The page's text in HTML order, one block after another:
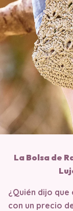
La Bolsa de
¿Quién dijo
con un precio